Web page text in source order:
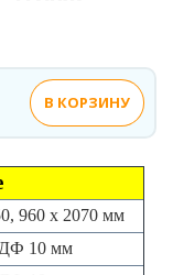
В КОРЗИНУ
960 х 2070 мм
10 мм